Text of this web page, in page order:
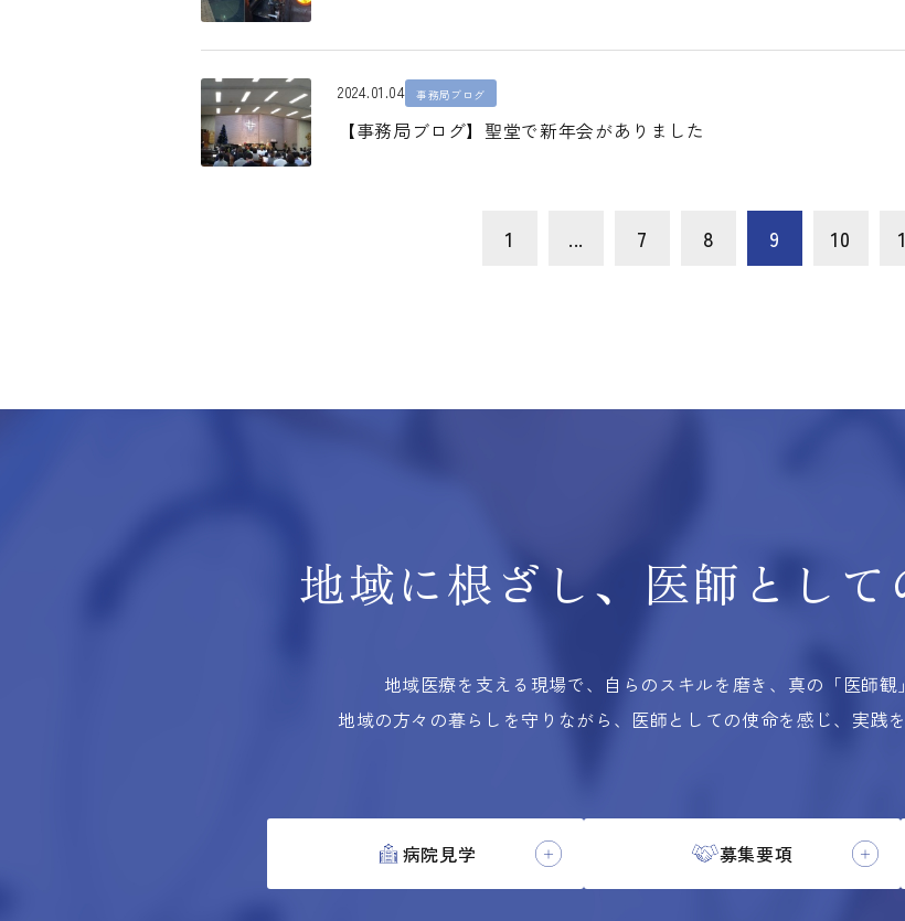
2024.01.04 事務局ブログ
【事務局ブログ】聖堂で新年会がありました
1 ... 7 8 9 10
地域に根ざし、 医師として
地域医療を支える現場で、自らのスキルを磨き、 真の「医師観
地域の方々の暮らしを守りながら、医師としての使命を感じ、実践
病院見学 募集要項